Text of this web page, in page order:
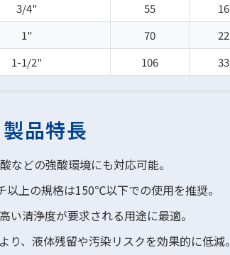
3/4" 55 16
1" 70 22
1-1/2" 106 33
製品特長
などの強酸環境にも対応可能。
以上の規格は150℃以下での使用を推奨。
清浄度が要求される用途に最適。
、液体残留や汚染リスクを効果的に低減。